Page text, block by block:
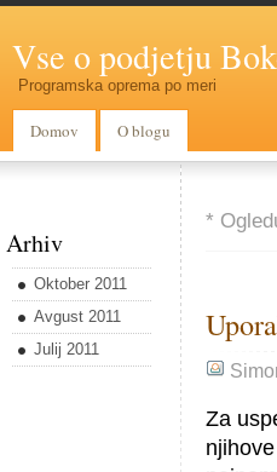
Vse o podjetju
Programska oprema po meri
Domov O blogu
Arhiv
Oktober 2011
Avgust 2011
Julij 2011
*
Za